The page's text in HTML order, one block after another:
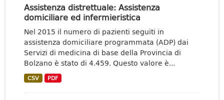
Assistenza distrettuale: Assistenza
domiciliare ed infermieristica
Nel 2015 il numero di pazienti seguiti in
assistenza domiciliare programmata (ADP) dai
Servizi di medicina di base della Provincia di
Bolzano è stato di 4.459. Questo valore è...
CSV PDF